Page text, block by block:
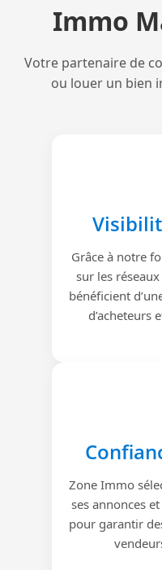
Immo
Votre partenaire de
ou louer un bien
Grâce à notre
sur les
bénéficient
d’acheteurs
Zone Immo
ses annonces
pour garantir